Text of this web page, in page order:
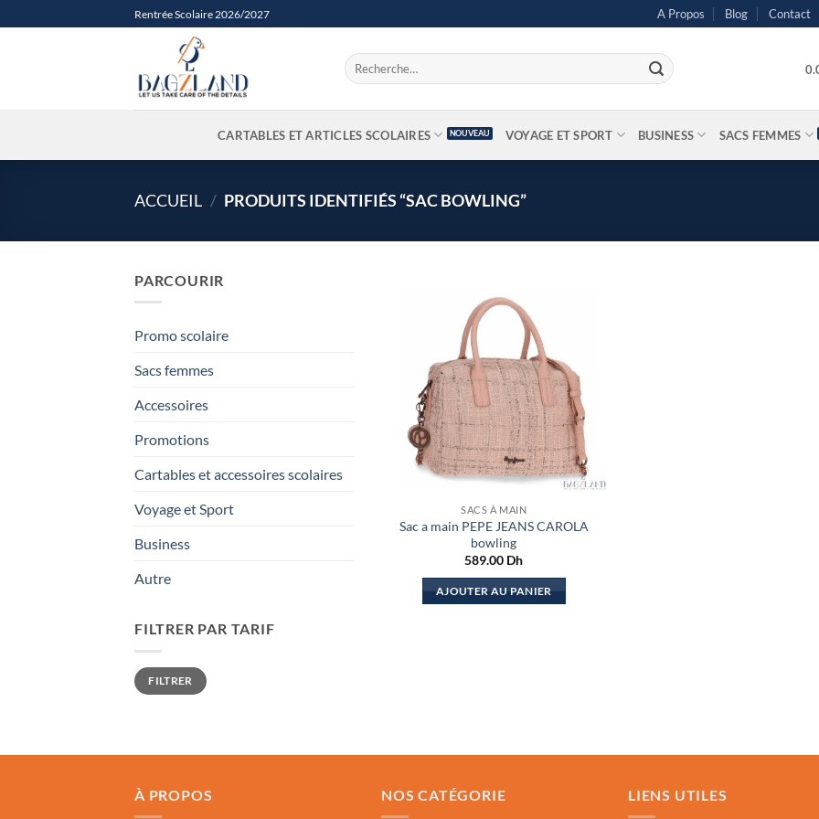
au
Rentrée Scolaire 2026/2027 A Propos Blog Contact
Recherche
pour :
CARTABLES ET ARTICLES SCOLAIRES VOYAGE ET SPORT BUSINESS SACS FEMMES
ACCUEIL / PRODUITS IDENTIFIÉS “SAC BOWLING”
PARCOURIR
Promo scolaire
Sacs femmes
Accessoires
Promotions
Cartables et accessoires scolaires
Voyage et Sport
Business
Autre
FILTRER PAR TARIF
Prix
min
Prix
maxFILTRER
SACS À MAIN
Sac a main PEPE JEANS CAROLA
bowling
589.00 Dh
AJOUTER AU PANIER
À PROPOS NOS CATÉGORIE LIENS UTILES